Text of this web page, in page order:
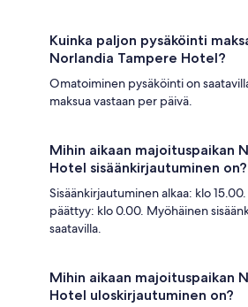
Kuinka paljon pysäköinti
Norlandia Tampere Hotel?
Omatoiminen pysäköinti on
maksua vastaan per päivä.
Mihin aikaan majoituspaikan
Hotel sisäänkirjautuminen on?
Sisäänkirjautuminen alkaa: klo
päättyy: klo 0.00. Myöhäinen
saatavilla.
Mihin aikaan majoituspaikan
Hotel uloskirjautuminen on?